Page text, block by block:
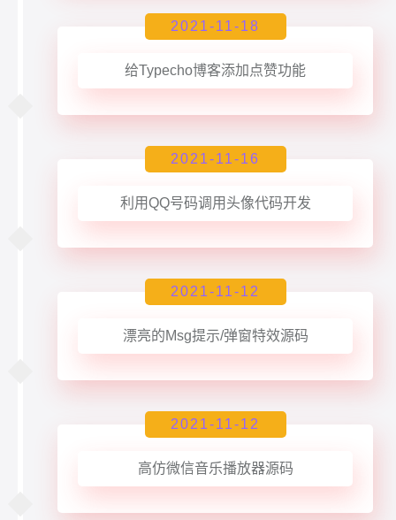
2021-11-18
给Typecho博客添加点赞功能
2021-11-16
利用QQ号码调用头像代码开发
2021-11-12
漂亮的Msg提示/弹窗特效源码
2021-11-12
高仿微信音乐播放器源码